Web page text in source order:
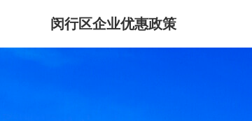
闵行区企业优惠政策